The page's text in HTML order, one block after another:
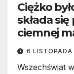
Ciężko
składa się
ciemnej
6
Wszechświat